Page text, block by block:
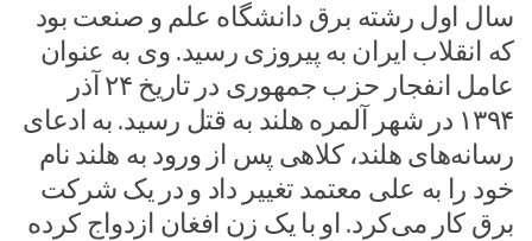
سال اول رشته برق دانشگاه علم و صنعت بود
که انقلاب ایران به پیروزی رسید. وی به عنوان
عامل انفجار حزب جمهوری در تاریخ ۲۴ آذر
۱۳۹۴ در شهر آلمره هلند به قتل رسید. به ادعای
رسانه‌های هلند، کلاهی پس از ورود به هلند نام
خود را به علی معتمد تغییر داد و در یک شرکت
برق کار می‌کرد. او با یک زن افغان ازدواج کرده